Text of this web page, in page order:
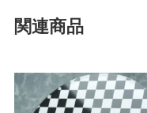
関連商品